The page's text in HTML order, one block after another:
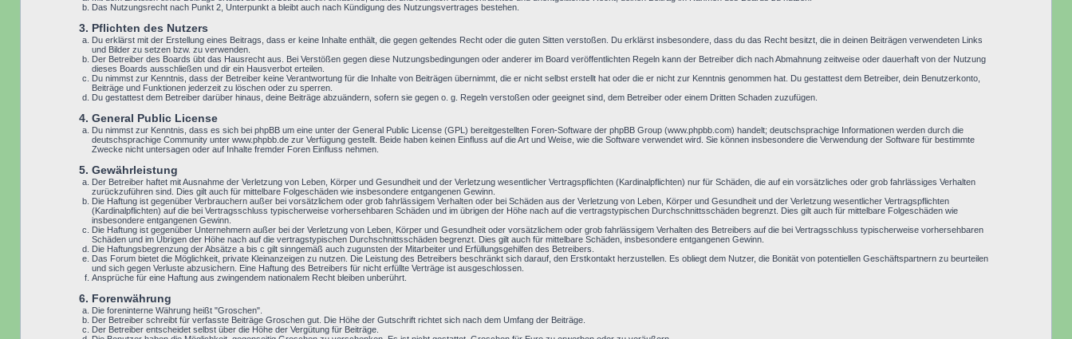
Das Nutzungsrecht nach Punkt 2, Unterpunkt a bleibt auch nach Kündigung des Nutzungsvertrages bestehen.
3. Pflichten des Nutzers
Du erklärst mit der Erstellung eines Beitrags, dass er keine Inhalte enthält, die gegen geltendes Recht oder die guten Sitten verstoßen. Du erklärst insbesondere, dass du das Recht besitzt, die in deinen Beiträgen verwendeten Links
und Bilder zu setzen bzw. zu verwenden.
Der Betreiber des Boards übt das Hausrecht aus. Bei Verstößen gegen diese Nutzungsbedingungen oder anderer im Board veröffentlichten Regeln kann der Betreiber dich nach Abmahnung zeitweise oder dauerhaft von der Nutzung
dieses Boards ausschließen und dir ein Hausverbot erteilen.
Du nimmst zur Kenntnis, dass der Betreiber keine Verantwortung für die Inhalte von Beiträgen übernimmt, die er nicht selbst erstellt hat oder die er nicht zur Kenntnis genommen hat. Du gestattest dem Betreiber, dein Benutzerkonto,
Beiträge und Funktionen jederzeit zu löschen oder zu sperren.
Du gestattest dem Betreiber darüber hinaus, deine Beiträge abzuändern, sofern sie gegen o. g. Regeln verstoßen oder geeignet sind, dem Betreiber oder einem Dritten Schaden zuzufügen.
4. General Public License
Du nimmst zur Kenntnis, dass es sich bei phpBB um eine unter der General Public License (GPL) bereitgestellten Foren-Software der phpBB Group (www.phpbb.com) handelt; deutschsprachige Informationen werden durch die
deutschsprachige Community unter www.phpbb.de zur Verfügung gestellt. Beide haben keinen Einfluss auf die Art und Weise, wie die Software verwendet wird. Sie können insbesondere die Verwendung der Software für bestimmte
Zwecke nicht untersagen oder auf Inhalte fremder Foren Einfluss nehmen.
5. Gewährleistung
Der Betreiber haftet mit Ausnahme der Verletzung von Leben, Körper und Gesundheit und der Verletzung wesentlicher Vertragspflichten (Kardinalpflichten) nur für Schäden, die auf ein vorsätzliches oder grob fahrlässiges Verhalten
zurückzuführen sind. Dies gilt auch für mittelbare Folgeschäden wie insbesondere entgangenen Gewinn.
Die Haftung ist gegenüber Verbrauchern außer bei vorsätzlichem oder grob fahrlässigem Verhalten oder bei Schäden aus der Verletzung von Leben, Körper und Gesundheit und der Verletzung wesentlicher Vertragspflichten
(Kardinalpflichten) auf die bei Vertragsschluss typischerweise vorhersehbaren Schäden und im übrigen der Höhe nach auf die vertragstypischen Durchschnittsschäden begrenzt. Dies gilt auch für mittelbare Folgeschäden wie
insbesondere entgangenen Gewinn.
Die Haftung ist gegenüber Unternehmern außer bei der Verletzung von Leben, Körper und Gesundheit oder vorsätzlichem oder grob fahrlässigem Verhalten des Betreibers auf die bei Vertragsschluss typischerweise vorhersehbaren
Schäden und im Übrigen der Höhe nach auf die vertragstypischen Durchschnittsschäden begrenzt. Dies gilt auch für mittelbare Schäden, insbesondere entgangenen Gewinn.
Die Haftungsbegrenzung der Absätze a bis c gilt sinngemäß auch zugunsten der Mitarbeiter und Erfüllungsgehilfen des Betreibers.
Das Forum bietet die Möglichkeit, private Kleinanzeigen zu nutzen. Die Leistung des Betreibers beschränkt sich darauf, den Erstkontakt herzustellen. Es obliegt dem Nutzer, die Bonität von potentiellen Geschäftspartnern zu beurteilen
und sich gegen Verluste abzusichern. Eine Haftung des Betreibers für nicht erfüllte Verträge ist ausgeschlossen.
Ansprüche für eine Haftung aus zwingendem nationalem Recht bleiben unberührt.
6. Forenwährung
Die foreninterne Währung heißt "Groschen".
Der Betreiber schreibt für verfasste Beiträge Groschen gut. Die Höhe der Gutschrift richtet sich nach dem Umfang der Beiträge.
Der Betreiber entscheidet selbst über die Höhe der Vergütung für Beiträge.